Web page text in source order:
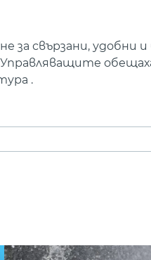
за свързани, удобни и
.